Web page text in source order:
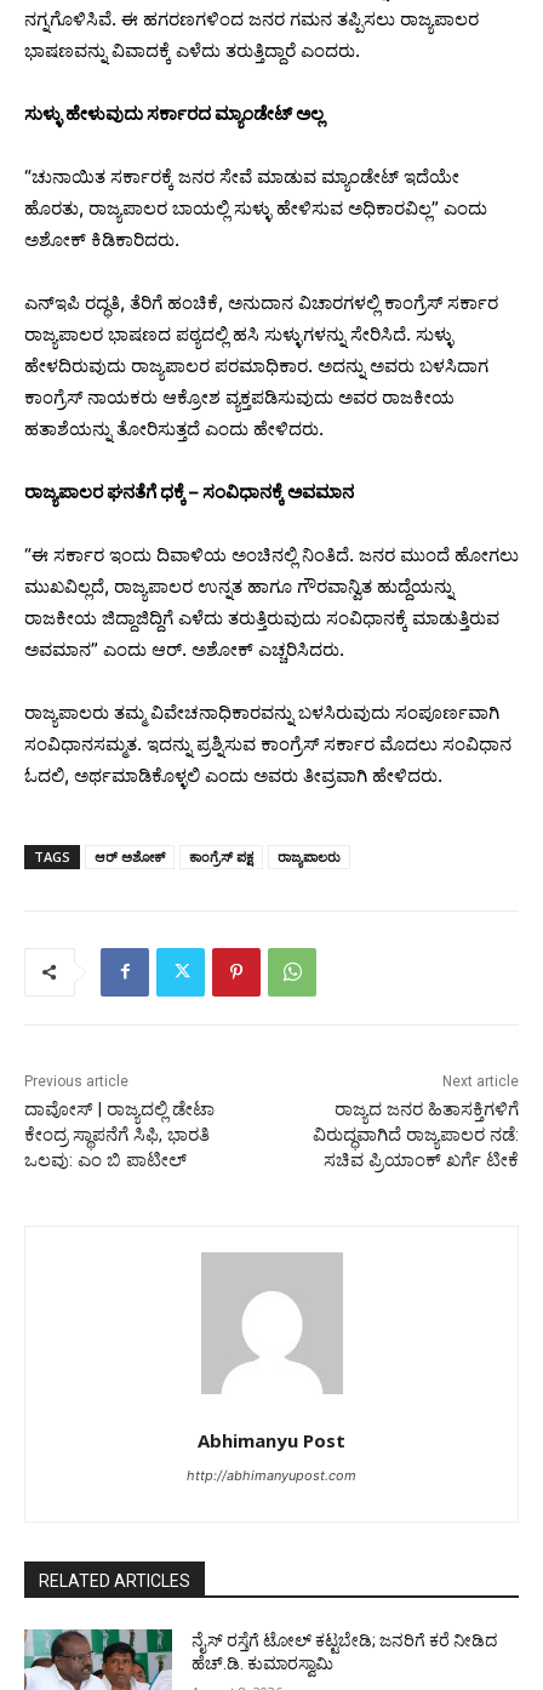
ನಗ್ನಗೊಳಿಸಿವೆ. ಈ ಹಗರಣಗಳಿಂದ ಜನರ ಗಮನ ತಪ್ಪಿಸಲು ರಾಜ್ಯಪಾಲರ
ಭಾಷಣವನ್ನು ವಿವಾದಕ್ಕೆ ಎಳೆದು ತರುತ್ತಿದ್ದಾರೆ ಎಂದರು.
ಸುಳ್ಳು ಹೇಳುವುದು ಸರ್ಕಾರದ ಮ್ಯಾಂಡೇಟ್ ಅಲ್ಲ
“ಚುನಾಯಿತ ಸರ್ಕಾರಕ್ಕೆ ಜನರ ಸೇವೆ ಮಾಡುವ ಮ್ಯಾಂಡೇಟ್ ಇದೆಯೇ
ಹೊರತು, ರಾಜ್ಯಪಾಲರ ಬಾಯಲ್ಲಿ ಸುಳ್ಳು ಹೇಳಿಸುವ ಅಧಿಕಾರವಿಲ್ಲ” ಎಂದು
ಅಶೋಕ್ ಕಿಡಿಕಾರಿದರು.
ಎನ್‌ಇಪಿ ರದ್ಧತಿ, ತೆರಿಗೆ ಹಂಚಿಕೆ, ಅನುದಾನ ವಿಚಾರಗಳಲ್ಲಿ ಕಾಂಗ್ರೆಸ್ ಸರ್ಕಾರ
ರಾಜ್ಯಪಾಲರ ಭಾಷಣದ ಪಠ್ಯದಲ್ಲಿ ಹಸಿ ಸುಳ್ಳುಗಳನ್ನು ಸೇರಿಸಿದೆ. ಸುಳ್ಳು
ಹೇಳದಿರುವುದು ರಾಜ್ಯಪಾಲರ ಪರಮಾಧಿಕಾರ. ಅದನ್ನು ಅವರು ಬಳಸಿದಾಗ
ಕಾಂಗ್ರೆಸ್ ನಾಯಕರು ಆಕ್ರೋಶ ವ್ಯಕ್ತಪಡಿಸುವುದು ಅವರ ರಾಜಕೀಯ
ಹತಾಶೆಯನ್ನು ತೋರಿಸುತ್ತದೆ ಎಂದು ಹೇಳಿದರು.
ರಾಜ್ಯಪಾಲರ ಘನತೆಗೆ ಧಕ್ಕೆ – ಸಂವಿಧಾನಕ್ಕೆ ಅವಮಾನ
“ಈ ಸರ್ಕಾರ ಇಂದು ದಿವಾಳಿಯ ಅಂಚಿನಲ್ಲಿ ನಿಂತಿದೆ. ಜನರ ಮುಂದೆ ಹೋಗಲು
ಮುಖವಿಲ್ಲದೆ, ರಾಜ್ಯಪಾಲರ ಉನ್ನತ ಹಾಗೂ ಗೌರವಾನ್ವಿತ ಹುದ್ದೆಯನ್ನು
ರಾಜಕೀಯ ಜಿದ್ದಾಜಿದ್ದಿಗೆ ಎಳೆದು ತರುತ್ತಿರುವುದು ಸಂವಿಧಾನಕ್ಕೆ ಮಾಡುತ್ತಿರುವ
ಅವಮಾನ” ಎಂದು ಆರ್. ಅಶೋಕ್ ಎಚ್ಚರಿಸಿದರು.
ರಾಜ್ಯಪಾಲರು ತಮ್ಮ ವಿವೇಚನಾಧಿಕಾರವನ್ನು ಬಳಸಿರುವುದು ಸಂಪೂರ್ಣವಾಗಿ
ಸಂವಿಧಾನಸಮ್ಮತ. ಇದನ್ನು ಪ್ರಶ್ನಿಸುವ ಕಾಂಗ್ರೆಸ್ ಸರ್ಕಾರ ಮೊದಲು ಸಂವಿಧಾನ
ಓದಲಿ, ಅರ್ಥಮಾಡಿಕೊಳ್ಳಲಿ ಎಂದು ಅವರು ತೀವ್ರವಾಗಿ ಹೇಳಿದರು.
TAGS ಆರ್ ಅಶೋಕ್ ಕಾಂಗ್ರೆಸ್ ಪಕ್ಷ ರಾಜ್ಯಪಾಲರು
Previous article
ದಾವೋಸ್‌ | ರಾಜ್ಯದಲ್ಲಿ ಡೇಟಾ
ಕೇಂದ್ರ ಸ್ಥಾಪನೆಗೆ ಸಿಫಿ, ಭಾರತಿ
ಒಲವು: ಎಂ ಬಿ ಪಾಟೀಲ್
Next article
ರಾ‌ಜ್ಯದ ಜನರ ಹಿತಾಸಕ್ತಿಗಳಿಗೆ
ವಿರುದ್ಧವಾಗಿದೆ ರಾಜ್ಯಪಾಲರ ನಡೆ:
ಸಚಿವ ಪ್ರಿಯಾಂಕ್‌ ಖರ್ಗೆ ಟೀಕೆ
Abhimanyu Post
http://abhimanyupost.com
RELATED ARTICLES
ನೈಸ್ ರಸ್ತೆಗೆ ಟೋಲ್ ಕಟ್ಟಬೇಡಿ; ಜನರಿಗೆ ಕರೆ ನೀಡಿದ
ಹೆಚ್.ಡಿ. ಕುಮಾರಸ್ವಾಮಿ